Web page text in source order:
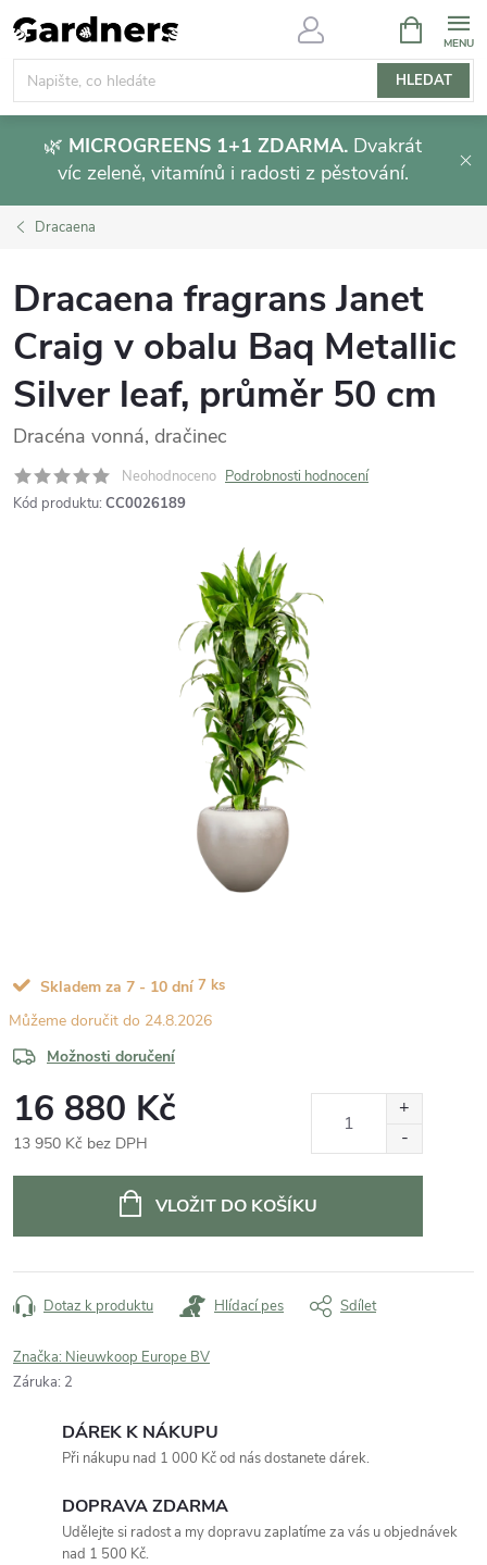
Přejít
na
obsah
HLEDAT
NÁKUPNÍ
KOŠÍK
🌿 MICROGREENS 1+1 ZDARMA. Dvakrát
víc zeleně, vitamínů i radosti z pěstování.
Dracaena
Dracaena fragrans Janet
Craig v obalu Baq Metallic
Silver leaf, průměr 50 cm
Dracéna vonná, dračinec
Neohodnoceno Podrobnosti hodnocení
Kód produktu: CC0026189
Skladem za 7 - 10 dní 7 ks
24.8.2026
Možnosti doručení
16 880 Kč
13 950 Kč bez DPH
VLOŽIT DO KOŠÍKU
Dotaz k produktu Hlídací pes Sdílet
Značka: Nieuwkoop Europe BV
Záruka: 2
DÁREK K NÁKUPU
Při nákupu nad 1 000 Kč od nás dostanete dárek.
DOPRAVA ZDARMA
Udělejte si radost a my dopravu zaplatíme za vás u objednávek
nad 1 500 Kč.